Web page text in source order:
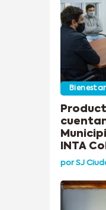
Bienestar
INTA
porSJ